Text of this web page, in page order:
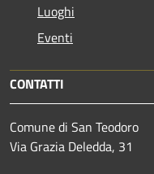
Luoghi
Eventi
CONTATTI
Comune di San Teodoro
Via Grazia Deledda, 31